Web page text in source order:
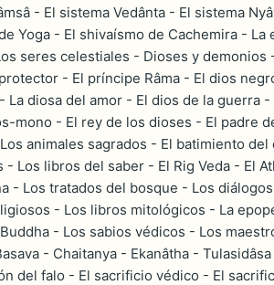
- El sistema Vedânta - El sistema
Yoga - El shivaísmo de Cachemira - La
seres celestiales - Dioses y demonios
- El príncipe Râma - El dios
diosa del amor - El dios de la guerra -
mono - El rey de los dioses - El padre
animales sagrados - El batimiento del
Los libros del saber - El Rig Veda - El
- Los tratados del bosque - Los diálogos
- Los libros mitológicos - La
- Los sabios védicos - Los
- Chaitanya - Ekanâtha -
del falo - El sacrificio védico - El